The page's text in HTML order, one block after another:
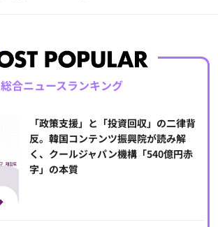
総合ニュースランキング
「政策支援」と「投資回収」の二律背
反。韓国コンテンツ振興院が読み解
く、クールジャパン機構「540億円赤
字」の本質